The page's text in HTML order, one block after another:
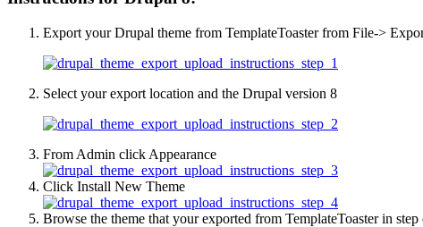
Export your Drupal theme from TemplateToaster from File->
Select your export location and the Drupal version 8
From Admin click Appearance
Click Install New Theme
Browse the theme that your exported from TemplateToaster in